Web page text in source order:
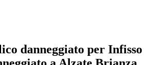
danneggiato per Infisso